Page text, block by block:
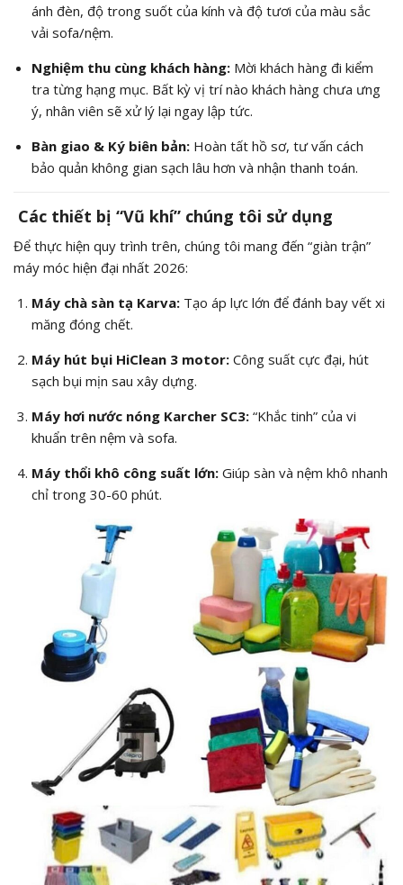
ánh đèn, độ trong suốt của kính và độ tươi của màu sắc
vải sofa/nệm.
Nghiệm thu cùng khách hàng:Mời khách hàng đi kiểm
tra từng hạng mục. Bất kỳ vị trí nào khách hàng chưa ưng
ý, nhân viên sẽ xử lý lại ngay lập tức.
Bàn giao & Ký biên bản:Hoàn tất hồ sơ, tư vấn cách
bảo quản không gian sạch lâu hơn và nhận thanh toán.
Các thiết bị “Vũ khí” chúng tôi sử dụng
Để thực hiện quy trình trên, chúng tôi mang đến “giàn trận”
máy móc hiện đại nhất 2026:
Máy chà sàn tạ Karva:Tạo áp lực lớn để đánh bay vết xi
măng đóng chết.
Máy hút bụi HiClean 3 motor:Công suất cực đại, hút
sạch bụi mịn sau xây dựng.
Máy hơi nước nóng Karcher SC3:“Khắc tinh” của vi
khuẩn trên nệm và sofa.
Máy thổi khô công suất lớn:Giúp sàn và nệm khô nhanh
chỉ trong 30-60 phút.